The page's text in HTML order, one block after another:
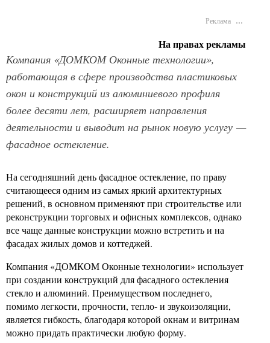
Реклама …
На правах рекламы
Компания «ДОМКОМ Оконные технологии»,
работающая в сфере производства пластиковых
окон и конструкций из алюминиевого профиля
более десяти лет, расширяет направления
деятельности и выводит на рынок новую услугу —
фасадное остекление.
На сегодняшний день фасадное остекление, по праву
считающееся одним из самых яркий архитектурных
решений, в основном применяют при строительстве или
реконструкции торговых и офисных комплексов, однако
все чаще данные конструкции можно встретить и на
фасадах жилых домов и коттеджей.
Компания «ДОМКОМ Оконные технологии» использует
при создании конструкций для фасадного остекления
стекло и алюминий. Преимуществом последнего,
помимо легкости, прочности, тепло- и звукоизоляции,
является гибкость, благодаря которой окнам и витринам
можно придать практически любую форму.